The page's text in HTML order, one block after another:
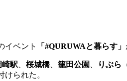
イベント 「#QURUWAと暮らす」
崎駅 桜城橋、 籠田公園 りぶら
られた。